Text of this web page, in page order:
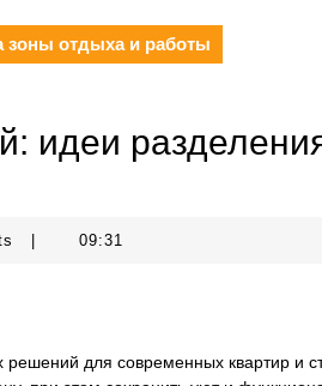
зоны отдыха и работы
идеи
09:31
для современных квартир и